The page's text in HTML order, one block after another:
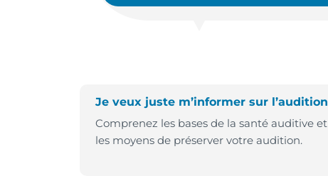
Je veux juste m’informer sur l’audition
Comprenez les bases de la santé auditive et
les moyens de préserver votre audition.